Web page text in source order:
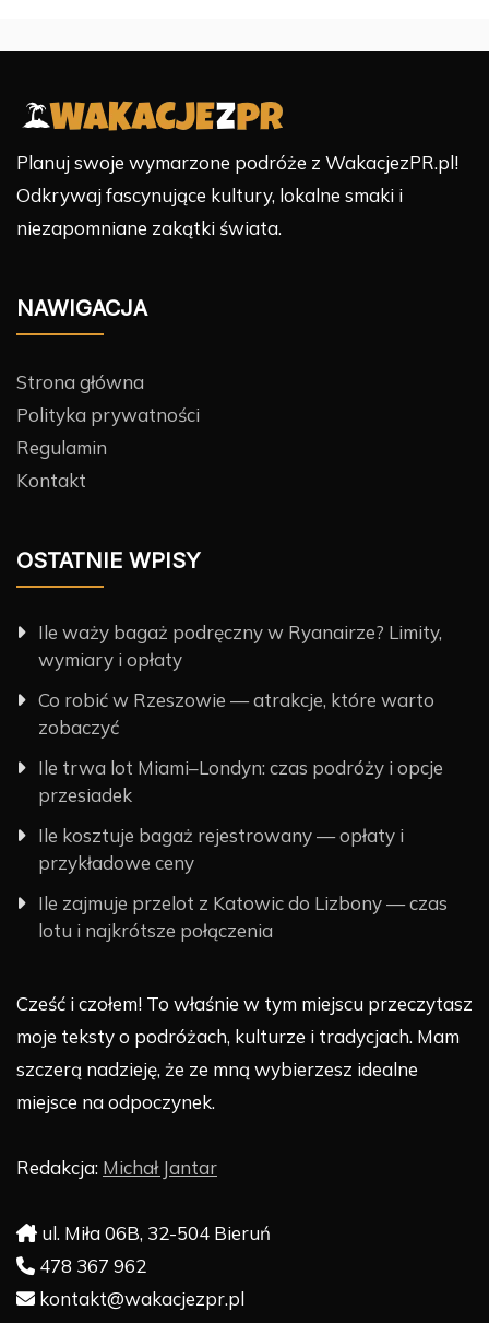
Planuj swoje wymarzone podróże z WakacjezPR.pl!
Odkrywaj fascynujące kultury, lokalne smaki i
niezapomniane zakątki świata.
NAWIGACJA
Strona główna
Polityka prywatności
Regulamin
Kontakt
OSTATNIE WPISY
Ile waży bagaż podręczny w Ryanairze? Limity,
wymiary i opłaty
Co robić w Rzeszowie — atrakcje, które warto
zobaczyć
Ile trwa lot Miami–Londyn: czas podróży i opcje
przesiadek
Ile kosztuje bagaż rejestrowany — opłaty i
przykładowe ceny
Ile zajmuje przelot z Katowic do Lizbony — czas
lotu i najkrótsze połączenia
Cześć i czołem! To właśnie w tym miejscu przeczytasz
moje teksty o podróżach, kulturze i tradycjach. Mam
szczerą nadzieję, że ze mną wybierzesz idealne
miejsce na odpoczynek.
Redakcja: Michał Jantar
ul. Miła 06B, 32-504 Bieruń
478 367 962
kontakt@wakacjezpr.pl